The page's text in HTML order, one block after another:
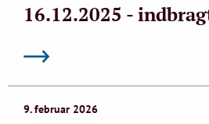
16.12.2025 -
9. februar 2026